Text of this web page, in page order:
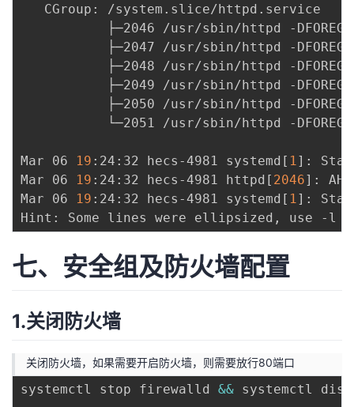
   CGroup: /system.slice/httpd.service
├─2046 /usr/sbin/httpd -
├─2047 /usr/sbin/httpd -
├─2048 /usr/sbin/httpd -
├─2049 /usr/sbin/httpd -
├─2050 /usr/sbin/httpd -
└─2051 /usr/sbin/httpd -
Mar 06 19 :24:32 hecs-4981 systemd [ 1] :
Mar 06
19 :24:32 hecs-4981 httpd [ 2046] :
Mar 06
19 :24:32 hecs-4981 systemd [ 1] :
Hint: Some lines were ellipsized, use -l
七、安全组及防火墙配置
1.关闭防火墙
关闭防火墙，如果需要开启防火墙，则需要放行80端口
systemctl stop firewalld && systemctl